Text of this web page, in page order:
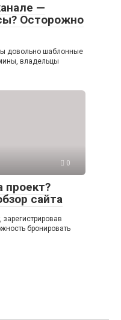
—
Осторожно
довольно шаблонные
владельцы
0
проект?
сайта
бронировать